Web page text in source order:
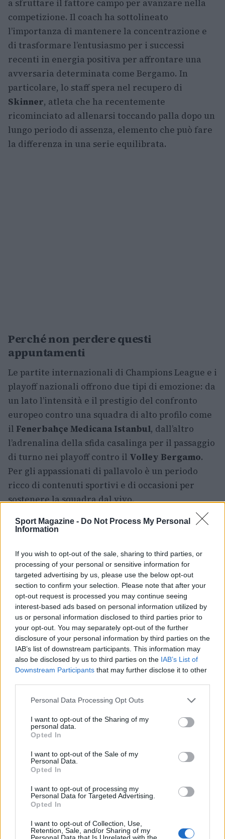
Sport Magazine - Do Not Process My Personal
Information
If you wish to opt-out of the sale, sharing to third parties, or
processing of your personal or sensitive information for
targeted advertising by us, please use the below opt-out
section to confirm your selection. Please note that after your
opt-out request is processed you may continue seeing
interest-based ads based on personal information utilized by
us or personal information disclosed to third parties prior to
your opt-out. You may separately opt-out of the further
disclosure of your personal information by third parties on the
IAB’s list of downstream participants. This information may
also be disclosed by us to third parties on the IAB’s List of
Downstream Participants that may further disclose it to other
Please note that this website/app uses one or more Google
not limited to your visit or usage behaviour. You may click to
grant or deny consent to Google and its third-party tags to
use your data for below specified purposes in below Google
consent section.
Personal Data Processing Opt Outs
I want to opt-out of the Sharing of my
personal data.
Opted In
I want to opt-out of the Sale of my
Personal Data.
Opted In
I want to opt-out of processing my
Personal Data for Targeted Advertising.
Opted In
I want to opt-out of Collection, Use,
Retention, Sale, and/or Sharing of my
Personal Data that Is Unrelated with the
a sfruttare il fattore campo per avanzare nella
competizione. Il coach ha sottolineato
l’importanza di mantenere la concentrazione e
di trasformare l’entusiasmo per i successi
recenti in energia positiva per affrontare una
avversaria determinata come Bergamo. In
particolare, lo staff spera nel recupero di
Skinner, atleta che ha recentemente
ricominciato ad allenarsi toccando palla dopo un
lungo periodo di assenza, elemento che può fare
la differenza in una serie equilibrata.
Perché non perdere questi
appuntamenti
Le partite internazionali di Champions League e i
playoff nazionali offrono due tipi di emozione: da
un lato l’intensità e il prestigio del confronto
europeo contro una squadra di alto profilo come
il Fenerbahçe Medicana Istanbul, dall’altro
l’adrenalina della sfida casalinga per il passaggio
di turno nei playoff contro il Volley Bergamo.
Per gli appassionati di pallavolo è un periodo
ricco di contenuti sportivi e di occasioni per
sostenere la squadra dal vivo.
Riepilogo operativo
valutare l’acquisto dei biglietti a prezzo ridotto
in biglietteria mostrando lostatus di studente
Questi eventi rappresentano un’opportunità per
vivere la pallavolo ad alto livello: seguire la
squadra in campo, approfittare delle
agevolazioni per studenti e contribuire al tifo
che può spingere Scandicci verso risultati
importanti sia in Europa sia in Italia.
AUTORE
Andrea Conforti
Andrea Conforti, 46enne torinese dal look
trasforma dati e clip in racconti social. Ricorda
quando annotò la rimonta al box stampa dello
Stadio Olimpico Grande Torino: da
che propugna spiegazioni visive per il tifoso
critico. Dettaglio unico: una stagione